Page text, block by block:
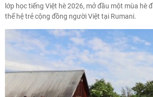
lớp học tiếng Việt hè 2026, mở đầu một mùa hè
thế hệ trẻ cộng đồng người Việt tại Rumani.